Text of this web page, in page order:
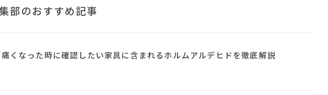
部のおすすめ記事
くなった時に確認したい家具に含まれるホルムアルデヒドを徹底解説